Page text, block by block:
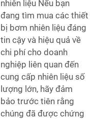
nhiên liệu Nếu bạn
đang tìm mua các thiết
bị bơm nhiên liệu đáng
tin cậy và hiệu quả về
chi phí cho doanh
nghiệp liên quan đến
cung cấp nhiên liệu số
lượng lớn, hãy đảm
bảo trước tiên rằng
chúng đã được chứng